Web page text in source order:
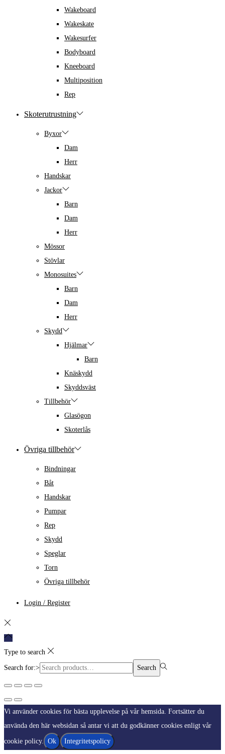
Wakeboard
Wakeskate
Wakesurfer
Bodyboard
Kneeboard
Multiposition
Rep
Skoterutrustning
Byxor
Dam
Herr
Handskar
Jackor
Barn
Dam
Herr
Mössor
Stövlar
Monosuites
Barn
Dam
Herr
Skydd
Hjälmar
Barn
Knäskydd
Skyddsväst
Tillbehör
Glasögon
Skoterlås
Övriga tillbehör
Bindningar
Båt
Handskar
Pumpar
Rep
Skydd
Speglar
Torn
Övriga tillbehör
Login / Register
Type to search
Search for:> Search
Vi använder cookies för bästa upplevelse på vår hemsida. Fortsätter du
använda den här websidan så antar vi att du godkänner cookies enligt vår
cookie policy. Ok Integritetspolicy